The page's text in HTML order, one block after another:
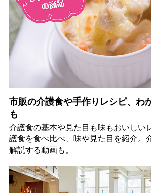
市販の介護食や手作りレシピ、わ
も
介護食の基本や見た目も味もおいしい
護食を食べ比べ、味や見た目を紹介。
解説する動画も。